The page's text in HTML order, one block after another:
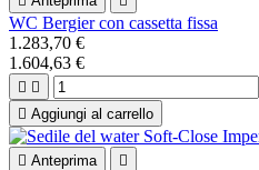
WC Bergier con cassetta fissa
1.283,70 €
1.604,63 €
 
 Aggiungi al carrello
 Anteprima 